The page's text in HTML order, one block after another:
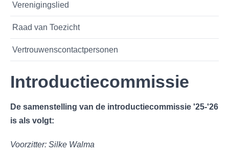
Verenigingslied
Raad van Toezicht
Vertrouwenscontactpersonen
Introductiecommissie
De samenstelling van de introductiecommissie '25-'26
is als volgt:
Voorzitter: Silke Walma